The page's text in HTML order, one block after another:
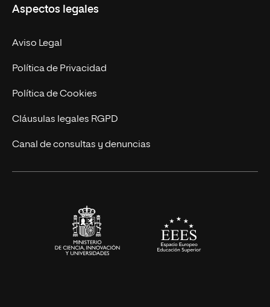
Doctorados
Experto Universitario
Postgrados
Cursos Universitarios
Facultades
Nuestro Equipo
Trabaja en UNIR
Actualidad
UNIR Revista
Eventos
Aspectos legales
Aviso Legal
Política de Privacidad
Política de Cookies
Cláusulas legales RGPD
Canal de consultas y denuncias